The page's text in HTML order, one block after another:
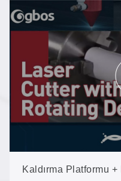
ahşap, deri,
Kaldırma Platformu